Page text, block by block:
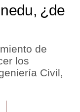
¿de
de
los
Civil,